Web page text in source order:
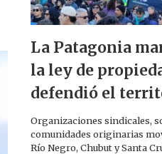
La Patagonia
la ley de
defendió el
Organizaciones sindicales,
comunidades originarias
Río Negro, Chubut y Santa